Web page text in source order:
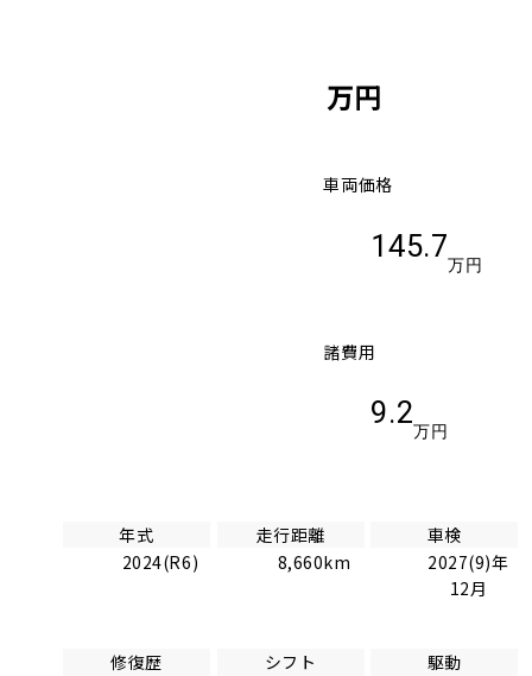
万円
車両価格
145.7
万円
諸費用
9.2
万円
年式
2024(R6)
走行距離
8,660km
車検
2027(9)年
12月
修復歴
シフト
駆動